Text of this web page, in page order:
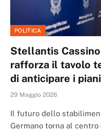
POLITICA
Stellantis
rafforza il tavolo
di anticipare i
29 Maggio 2026
Il futuro dello
Germano torna al